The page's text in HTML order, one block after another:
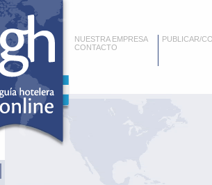
NUESTRA EMPRESA
CONTACTO
PUBLICAR/